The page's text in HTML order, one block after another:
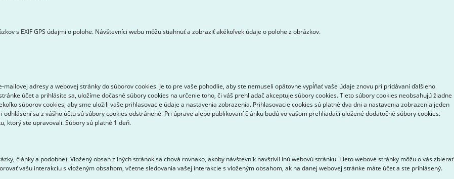
s EXIF GPS údajmi o polohe. Návštevníci webu môžu stiahnuť a zobraziť akékoľvek údaje o polohe z obrázkov.
adresy a webovej stránky do súborov cookies. Je to pre vaše pohodlie, aby ste nemuseli opätovne vypĺňať vaše údaje znovu pri pridávaní ďalšieho
účet a prihlásite sa, uložíme dočasné súbory cookies na určenie toho, či váš prehliadač akceptuje súbory cookies. Tieto súbory cookies neobsahujú žiadne
súborov cookies, aby sme uložili vaše prihlasovacie údaje a nastavenia zobrazenia. Prihlasovacie cookies sú platné dva dni a nastavenia zobrazenia jeden
sa z vášho účtu sú súbory cookies odstránené. Pri úprave alebo publikovaní článku budú vo vašom prehliadači uložené dodatočné súbory cookies.
ktorý ste upravovali. Súbory sú platné 1 deň.
články a podobne). Vložený obsah z iných stránok sa chová rovnako, akoby návštevník navštívil inú webovú stránku. Tieto webové stránky môžu o vás zbierať
vašu interakciu s vloženým obsahom, včetne sledovania vašej interakcie s vloženým obsahom, ak na danej webovej stránke máte účet a ste prihlásený.